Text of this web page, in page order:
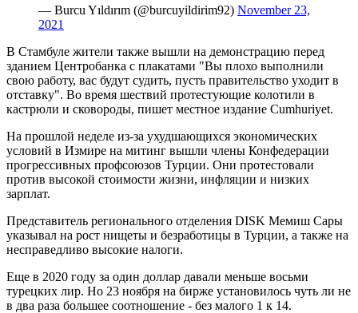
— Burcu Yıldırım (@burcuyildirim92) November 23,
2021
В Стамбуле жители также вышли на демонстрацию перед
зданием Центробанка с плакатами "Вы плохо выполнили
свою работу, вас будут судить, пусть правительство уходит в
отставку". Во время шествий протестующие колотили в
кастрюли и сковороды, пишет местное издание Cumhuriyet.
На прошлой неделе из-за ухудшающихся экономических
условий в Измире на митинг вышли члены Конфедерации
прогрессивных профсоюзов Турции. Они протестовали
против высокой стоимости жизни, инфляции и низких
зарплат.
Представитель регионального отделения DISK Мемиш Сары
указывал на рост нищеты и безработицы в Турции, а также на
несправедливо высокие налоги.
Еще в 2020 году за один доллар давали меньше восьми
турецких лир. Но 23 ноября на бирже установилось чуть ли не
в два раза большее соотношение - без малого 1 к 14.